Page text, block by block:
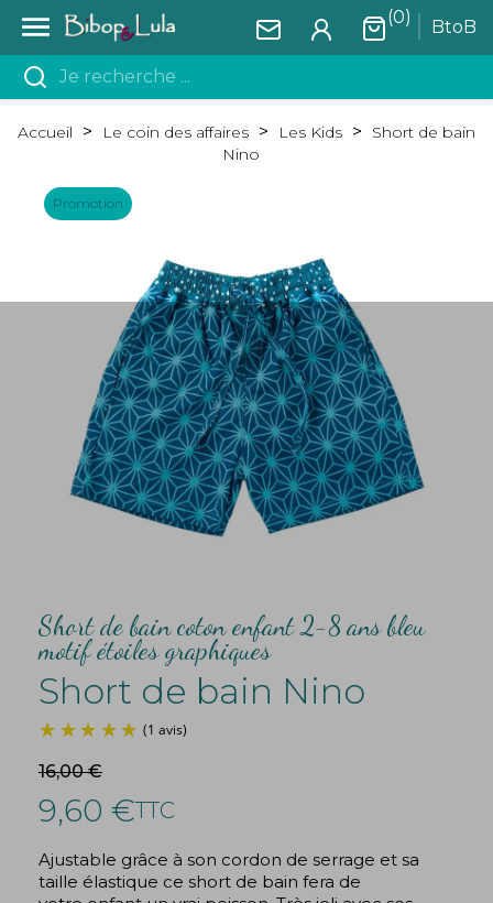
 BtoB
(0)
Accueil Le coin des affaires Les Kids
Short de bain
Nino
Promotion
Short de bain coton enfant 2-8 ans bleu
motif étoiles graphiques
Short de bain Nino
(1 avis)
16,00 €
9,60 €TTC
Ajustable grâce à son cordon de serrage et sa
taille élastique ce short de bain fera de